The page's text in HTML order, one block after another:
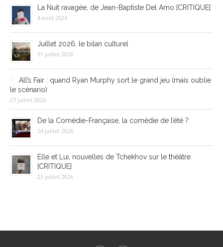
La Nuit ravagée, de Jean-Baptiste Del Amo [CRITIQUE]
4 août 2026
Juillet 2026, le bilan culturel
31 juillet 2026
All’s Fair : quand Ryan Murphy sort le grand jeu (mais oublie
le scénario)
27 juillet 2026
De la Comédie-Française, la comédie de l’été ?
24 juillet 2026
Elle et Lui, nouvelles de Tchekhov sur le théâtre
[CRITIQUE]
23 juillet 2026